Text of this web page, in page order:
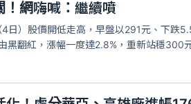
網嗨喊：繼續噴
日）股價開低走高，早盤以291元、下跌
黑翻紅，漲幅一度達2.8%，重新站穩300
空激烈交鋒，終場仍以300.5元作收，成功